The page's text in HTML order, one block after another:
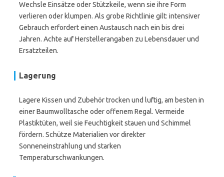
Wechsle Einsätze oder Stützkeile, wenn sie ihre Form
verlieren oder klumpen. Als grobe Richtlinie gilt: intensiver
Gebrauch erfordert einen Austausch nach ein bis drei
Jahren. Achte auf Herstellerangaben zu Lebensdauer und
Ersatzteilen.
Lagerung
Lagere Kissen und Zubehör trocken und luftig, am besten in
einer Baumwolltasche oder offenem Regal. Vermeide
Plastiktüten, weil sie Feuchtigkeit stauen und Schimmel
fördern. Schütze Materialien vor direkter
Sonneneinstrahlung und starken
Temperaturschwankungen.